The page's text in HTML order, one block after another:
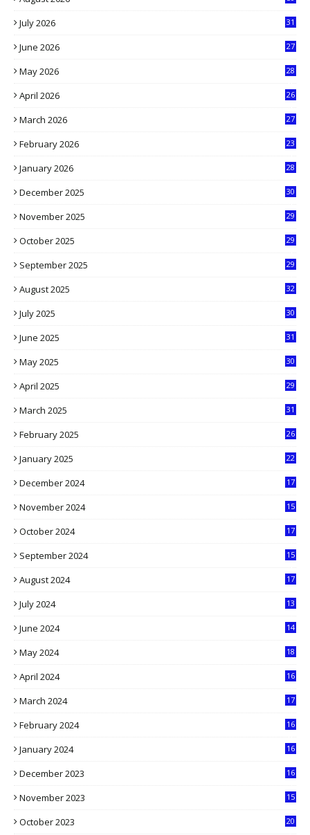
July 2026
31
June 2026
27
May 2026
28
April 2026
26
March 2026
27
February 2026
23
January 2026
28
December 2025
30
November 2025
29
October 2025
29
September 2025
29
August 2025
32
July 2025
30
June 2025
31
May 2025
30
April 2025
29
March 2025
31
February 2025
26
January 2025
22
December 2024
17
November 2024
15
October 2024
17
September 2024
15
August 2024
17
July 2024
13
June 2024
14
May 2024
18
April 2024
16
March 2024
17
February 2024
16
January 2024
16
December 2023
16
November 2023
15
October 2023
20